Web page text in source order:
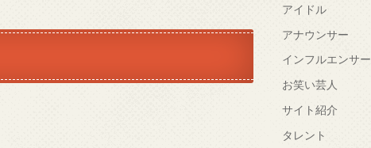
アイドル
アナウンサー
インフルエンサー
お笑い芸人
サイト紹介
タレント